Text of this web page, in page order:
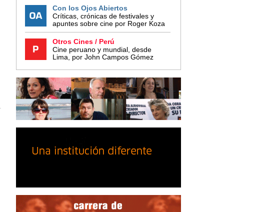
Con los Ojos Abiertos
Críticas, crónicas de festivales y
apuntes sobre cine por Roger Koza
Otros Cines / Perú
Cine peruano y mundial, desde
Lima, por John Campos Gómez